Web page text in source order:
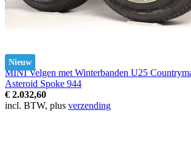
Nieuw
MINI Velgen met Winterbanden U25
Asteroid Spoke 944
€ 2.032,60
incl. BTW, plus verzending